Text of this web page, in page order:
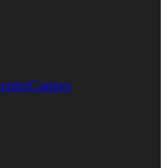
Cannes